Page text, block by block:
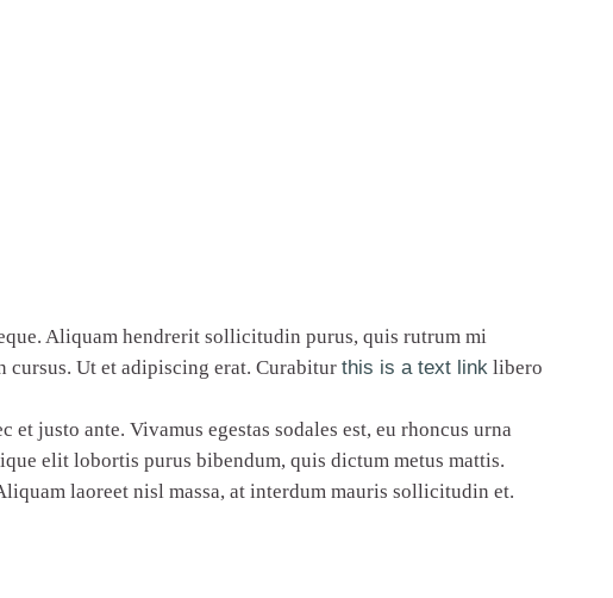
Aliquam hendrerit sollicitudin purus, quis rutrum mi
cursus. Ut et adipiscing erat. Curabitur this is a text link libero
justo ante. Vivamus egestas sodales est, eu rhoncus urna
elit lobortis purus bibendum, quis dictum metus mattis.
laoreet nisl massa, at interdum mauris sollicitudin et.